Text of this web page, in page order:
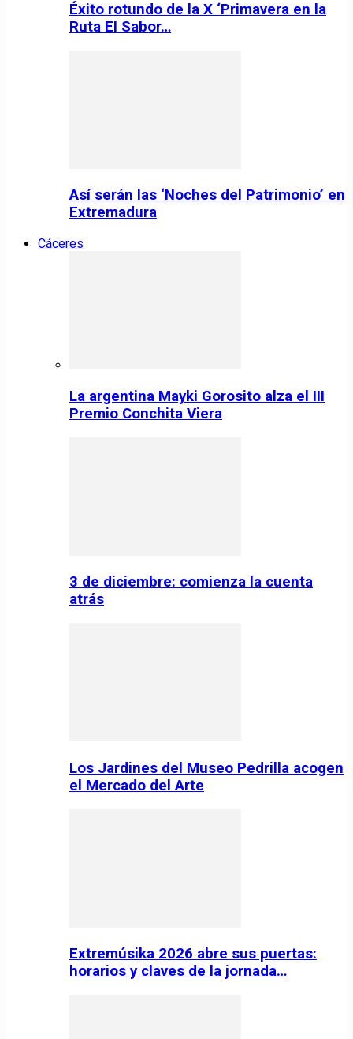
Éxito rotundo de la X ‘Primavera en la
Ruta El Sabor…
Así serán las ‘Noches del Patrimonio’ en
Extremadura
Cáceres
La argentina Mayki Gorosito alza el III
Premio Conchita Viera
3 de diciembre: comienza la cuenta
atrás
Los Jardines del Museo Pedrilla acogen
el Mercado del Arte
Extremúsika 2026 abre sus puertas:
horarios y claves de la jornada…